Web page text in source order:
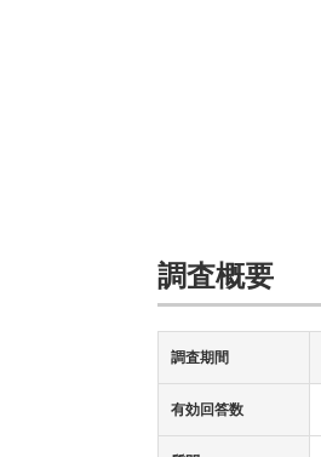
調査概要
調査期間
有効回答数